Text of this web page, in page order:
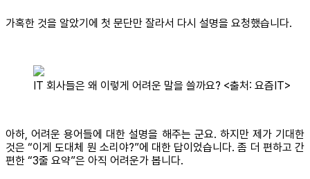
가혹한 것을 알았기에 첫 문단만 잘라서 다시 설명을 요청했습니다.
IT 회사들은 왜 이렇게 어려운 말을 쓸까요? <출처: 요즘IT>
아하, 어려운 용어들에 대한 설명을 해주는 군요. 하지만 제가 기대한
것은 “이게 도대체 뭔 소리야?”에 대한 답이었습니다. 좀 더 편하고 간
편한 “3줄 요약”은 아직 어려운가 봅니다.